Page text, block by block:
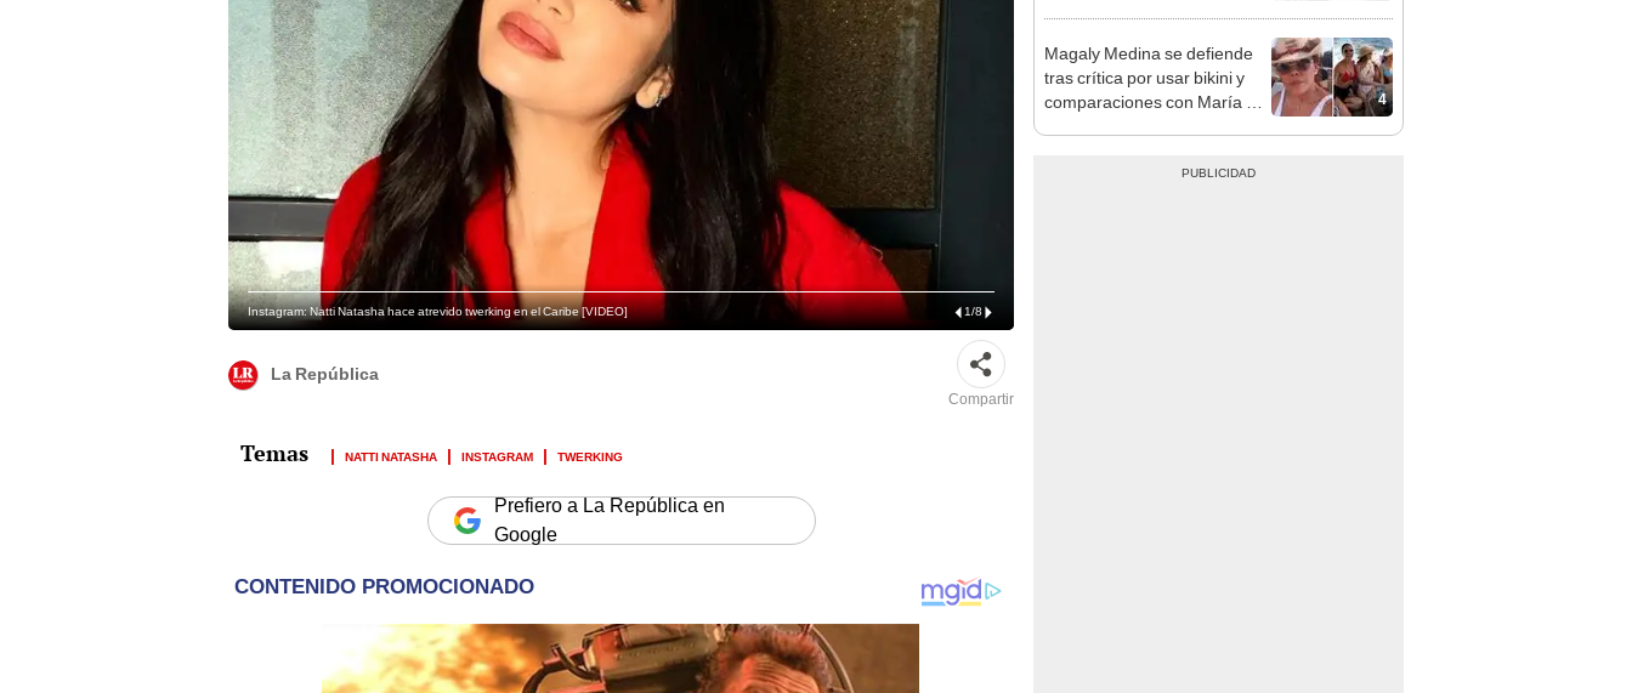
Instagram: Natti Natasha hace atrevido twerking en el Caribe [VIDEO] 1/8
La República
Compartir
NATTI NATASHA INSTAGRAM TWERKING
Prefiero a La República en
Google
4
Magaly Medina se defiende
tras crítica por usar bikini y
comparaciones con María Pía